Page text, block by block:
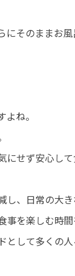
そのままお
ね。
せず安心して
、日常の大き
を楽しむ時間
して多くの